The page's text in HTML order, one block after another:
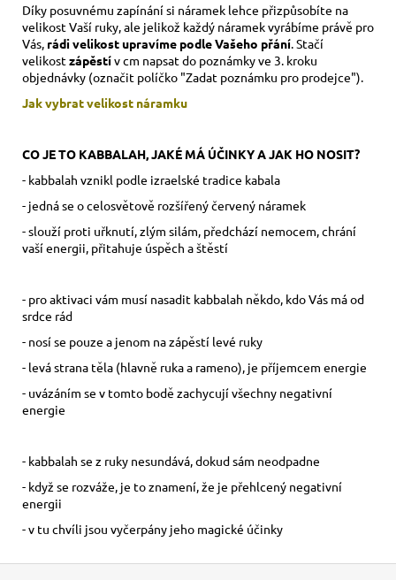
Díky posuvnému zapínání si náramek lehce přizpůsobíte na
velikost Vaší ruky, ale jelikož každý náramek vyrábíme právě pro
Vás, rádi velikost upravíme podle Vašeho přání . Stačí
velikostzápěstív cm napsat do poznámky ve 3. kroku
objednávky (označit políčko "Zadat poznámku pro prodejce").
Jak vybrat velikost náramku
CO JE TO KABBALAH, JAKÉ MÁ ÚČINKY A JAK HO NOSIT?
- kabbalah vznikl podle izraelské tradice kabala
- jedná se o celosvětově rozšířený červený náramek
- slouží proti uřknutí, zlým silám, předchází nemocem, chrání
vaší energii, přitahuje úspěch a štěstí
- pro aktivaci vám musí nasadit kabbalah někdo, kdo Vás má od
srdce rád
- nosí se pouze a jenom na zápěstí levé ruky
- levá strana těla (hlavně ruka a rameno), je příjemcem energie
- uvázáním se v tomto bodě zachycují všechny negativní
energie
- kabbalah se z ruky nesundává, dokud sám neodpadne
- když se rozváže, je to znamení, že je přehlcený negativní
energii
- v tu chvíli jsou vyčerpány jeho magické účinky